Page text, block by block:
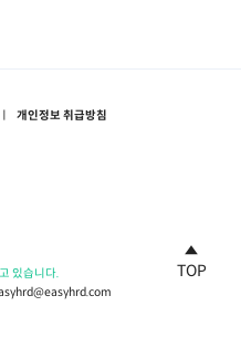
ㅣ 개인정보 취급방침
있습니다.
TOP